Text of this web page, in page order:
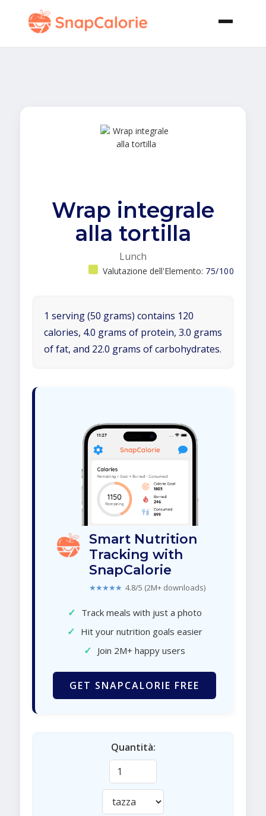
Wrap integrale
alla tortilla
Lunch
Valutazione dell'Elemento: 75/100
1 serving (50 grams) contains 120
calories, 4.0 grams of protein, 3.0 grams
of fat, and 22.0 grams of carbohydrates.
Smart Nutrition
Tracking with
SnapCalorie
★★★★★ 4.8/5 (2M+ downloads)
✓ Track meals with just a photo
✓ Hit your nutrition goals easier
✓ Join 2M+ happy users
GET SNAPCALORIE FREE
Quantità: